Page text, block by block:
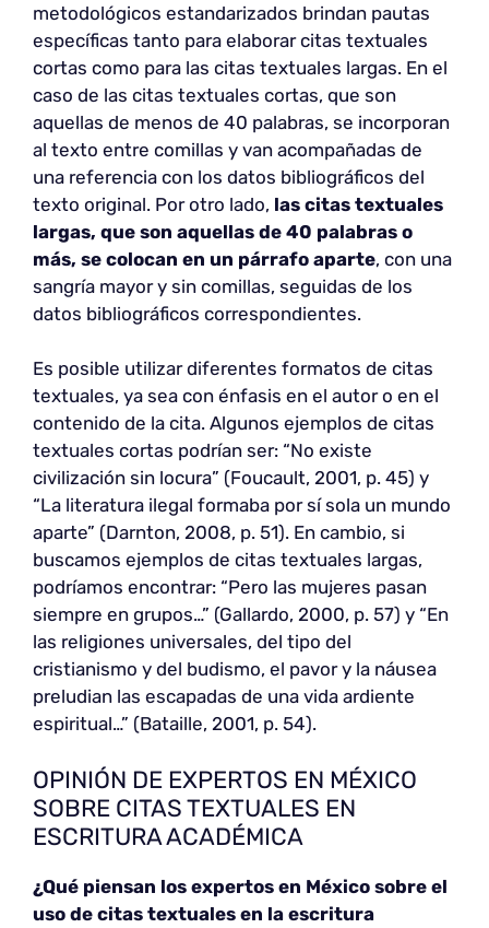
metodológicos estandarizados brindan pautas
específicas tanto para elaborar citas textuales
cortas como para las citas textuales largas. En el
caso de las citas textuales cortas, que son
aquellas de menos de 40 palabras, se incorporan
al texto entre comillas y van acompañadas de
una referencia con los datos bibliográficos del
texto original. Por otro lado, las citas textuales
largas, que son aquellas de 40 palabras o
más, se colocan en un párrafo aparte, con una
sangría mayor y sin comillas, seguidas de los
datos bibliográficos correspondientes.
Es posible utilizar diferentes formatos de citas
textuales, ya sea con énfasis en el autor o en el
contenido de la cita. Algunos ejemplos de citas
textuales cortas podrían ser: “No existe
civilización sin locura” (Foucault, 2001, p. 45) y
“La literatura ilegal formaba por sí sola un mundo
aparte” (Darnton, 2008, p. 51). En cambio, si
buscamos ejemplos de citas textuales largas,
podríamos encontrar: “Pero las mujeres pasan
siempre en grupos…” (Gallardo, 2000, p. 57) y “En
las religiones universales, del tipo del
cristianismo y del budismo, el pavor y la náusea
preludian las escapadas de una vida ardiente
espiritual…” (Bataille, 2001, p. 54).
OPINIÓN DE EXPERTOS EN MÉXICO
SOBRE CITAS TEXTUALES EN
ESCRITURA ACADÉMICA
¿Qué piensan los expertos en México sobre el
uso de citas textuales en la escritura